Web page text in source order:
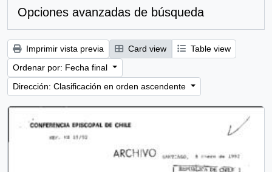
Opciones avanzadas de búsqueda
Imprimir vista previa Card view
Table view
Ordenar por: Fecha final
Dirección: Clasificación en orden ascendente